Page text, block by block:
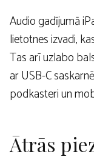
Audio gadījumā
lietotnes izvadi,
Tas arī uzlabo
ar USB-C
podkasteri un
Ātrās